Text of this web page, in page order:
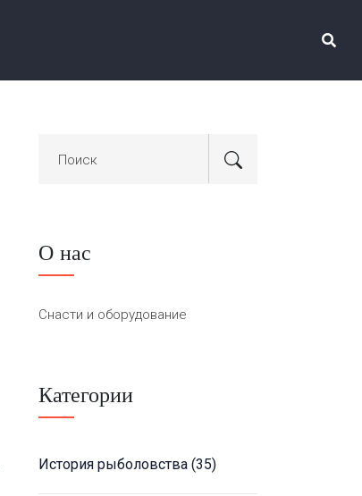
О нас
Снасти и оборудование
Категории
История рыболовства (35)